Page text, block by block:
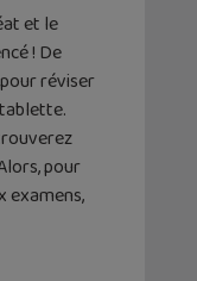
et le
! De
réviser
pour
examens,